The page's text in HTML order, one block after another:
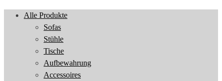
Alle Produkte
Sofas
Stühle
Tische
Aufbewahrung
Accessoires